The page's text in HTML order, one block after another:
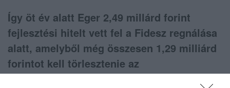
Így öt év alatt Eger 2,49 millárd forint
fejlesztési hitelt vett fel a Fidesz regnálása
alatt, amelyből még összesen 1,29 milliárd
forintot kell törlesztenie az
önkormányzatnak, 2026 végéig.